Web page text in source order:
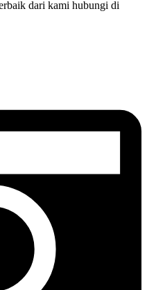
dari kami hubungi di